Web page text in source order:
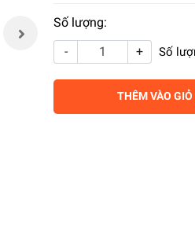
Số lượng:
-
+ Số
THÊM VÀO GIỎ